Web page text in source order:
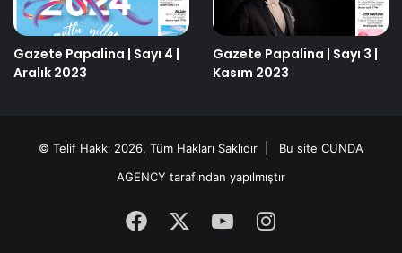
Gazete Papalina | Sayı 4 |
Aralık 2023
Gazete Papalina | Sayı 3 |
Kasım 2023
© Telif Hakkı 2026, Tüm Hakları Saklıdır | Bu site CUNDA
AGENCY tarafından yapılmıştır
FacebookYouTubeInstagram